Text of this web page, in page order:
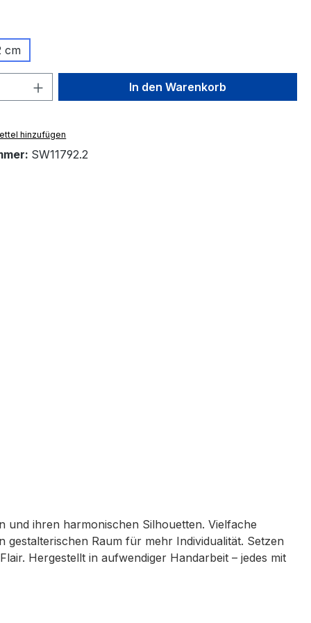
cm
Anzahl: Gib den gewünschten Wert
In den Warenkorb
hinzufügen
SW11792.2
und ihren harmonischen Silhouetten. Vielfache
gestalterischen Raum für mehr Individualität. Setzen
Hergestellt in aufwendiger Handarbeit – jedes mit